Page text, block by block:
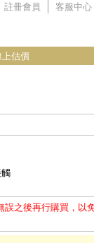
註冊會員 客服中心
上估價
之後再行購買，以